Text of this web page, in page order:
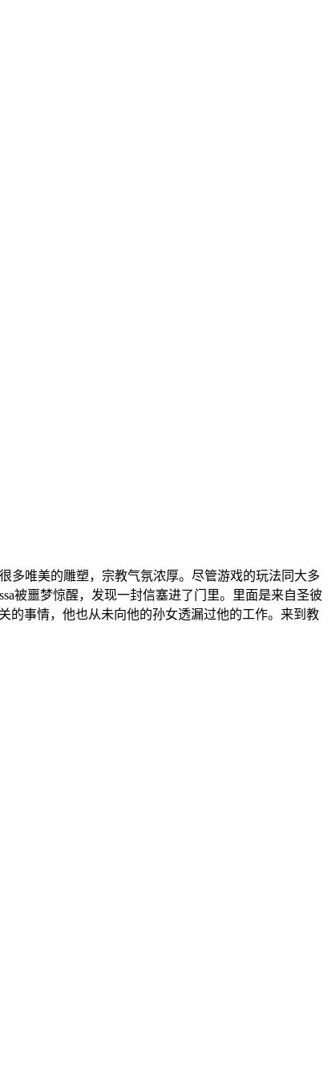
多唯美的雕塑，宗教气氛浓厚。尽管游戏的玩法同大多
噩梦惊醒，发现一封信塞进了门里。里面是来自圣彼
的事情，他也从未向他的孙女透漏过他的工作。来到教